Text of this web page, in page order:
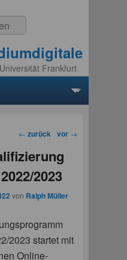
Frankfurt
Beitragsnavigation
← zurück vor →
2023
von Ralph Müller
2023 startet mit
Online-